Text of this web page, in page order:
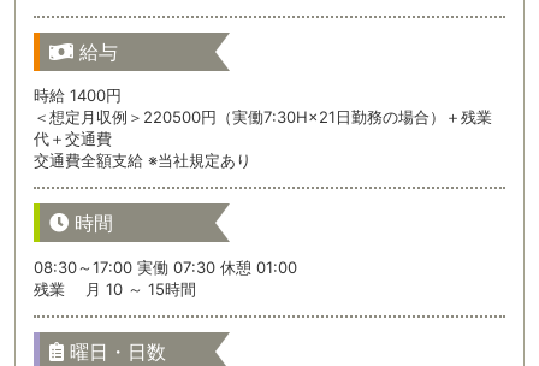
給与
時給 1400円
＜想定月収例＞220500円（実働7:30H×21日勤務の場合）＋残業
代＋交通費
交通費全額支給 ※当社規定あり
時間
08:30～17:00 実働 07:30 休憩 01:00
残業 月 10 ～ 15時間
曜日・日数